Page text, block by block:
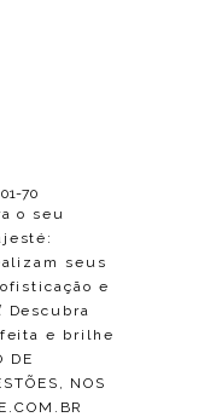
70
o seu
seus
e
Descubra
e brilhe
DE
NOS